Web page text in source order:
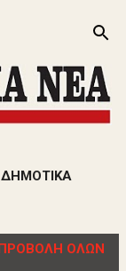
ΔΗΜΟΤΙΚΑ
ΠΡΟΒΟΛΉ ΌΛΩΝ